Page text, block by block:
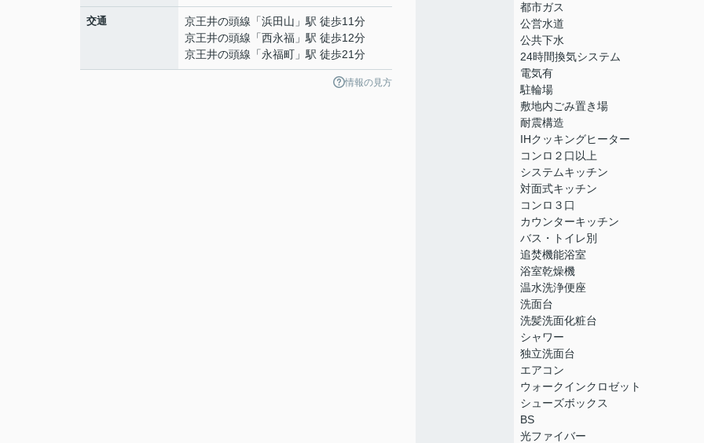
交通 京王井の頭線 「浜田山 」駅 徒歩11分
京王井の頭線 「西永福 」駅 徒歩12分
京王井の頭線 「永福町 」駅 徒歩21分
情報の見方
都市ガス
公営水道
公共下水
24時間換気システム
電気有
駐輪場
敷地内ごみ置き場
耐震構造
IHクッキングヒーター
コンロ２口以上
システムキッチン
対面式キッチン
コンロ３口
カウンターキッチン
バス・トイレ別
追焚機能浴室
浴室乾燥機
温水洗浄便座
洗面台
洗髪洗面化粧台
シャワー
独立洗面台
エアコン
ウォークインクロゼット
シューズボックス
BS
光ファイバー